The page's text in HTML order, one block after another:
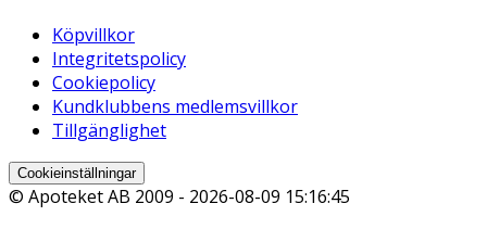
Köpvillkor
Integritetspolicy
Cookiepolicy
Kundklubbens medlemsvillkor
Tillgänglighet
Cookieinställningar
© Apoteket AB 2009 - 2026-08-09 15:16:45